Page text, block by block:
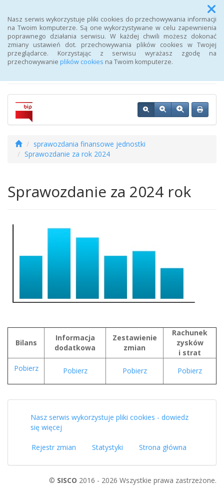
Nasz serwis wykorzystuje pliki cookies do przechowywania informacji
na Twoim komputerze. Są one wykorzystywane w celu zapewnienia
poprawnego działania serwisu. W każdej chwili możesz dokonać
zmiany ustawień dot. przechowywania plików cookies w Twojej
przeglądarce. Korzystając z serwisu wyrażasz zgodę na
przechowywanie plików cookies na Twoim komputerze.
Menu
Biuletyn Informacji
Publicznej Urzędu Pracy
sprawozdania finansowe jednostki
Sprawozdanie za rok 2024
Sprawozdanie za 2024 rok
Bilans
Informacja
dodatkowa
Zestawienie
zmian
Rachunek
zysków
i strat
Pobierz
Pobierz Pobierz Pobierz
Nasz serwis wykorzystuje pliki cookies - dowiedz
się więcej
Rejestr zmian Statystyki Strona główna
© SISCO 2016 - 2026 Wszystkie prawa zastrzeżone.